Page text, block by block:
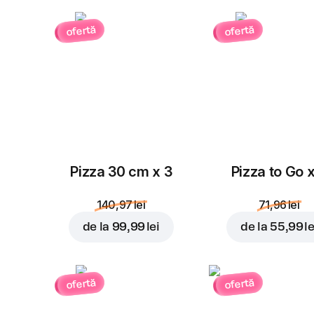
ofertă
Pizza 30 cm x 3
140,97 lei
de la 99,99 lei
ofertă
Pizza to Go
71,96 lei
de la 55,99
ofertă ofertă